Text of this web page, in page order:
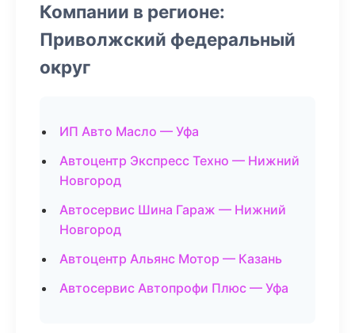
Компании в регионе:
Приволжский федеральный
округ
ИП Авто Масло — Уфа
Автоцентр Экспресс Техно — Нижний
Новгород
Автосервис Шина Гараж — Нижний
Новгород
Автоцентр Альянс Мотор — Казань
Автосервис Автопрофи Плюс — Уфа